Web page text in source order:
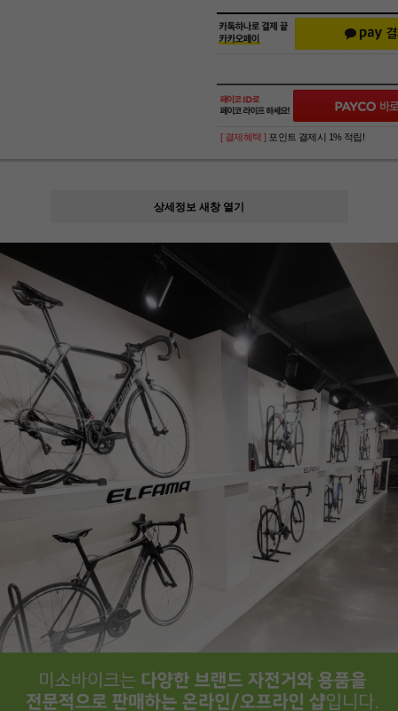
페이코 ID로
[ 결제혜택 ] 포인트 결제시 1% 적립!
상세정보 새창 열기